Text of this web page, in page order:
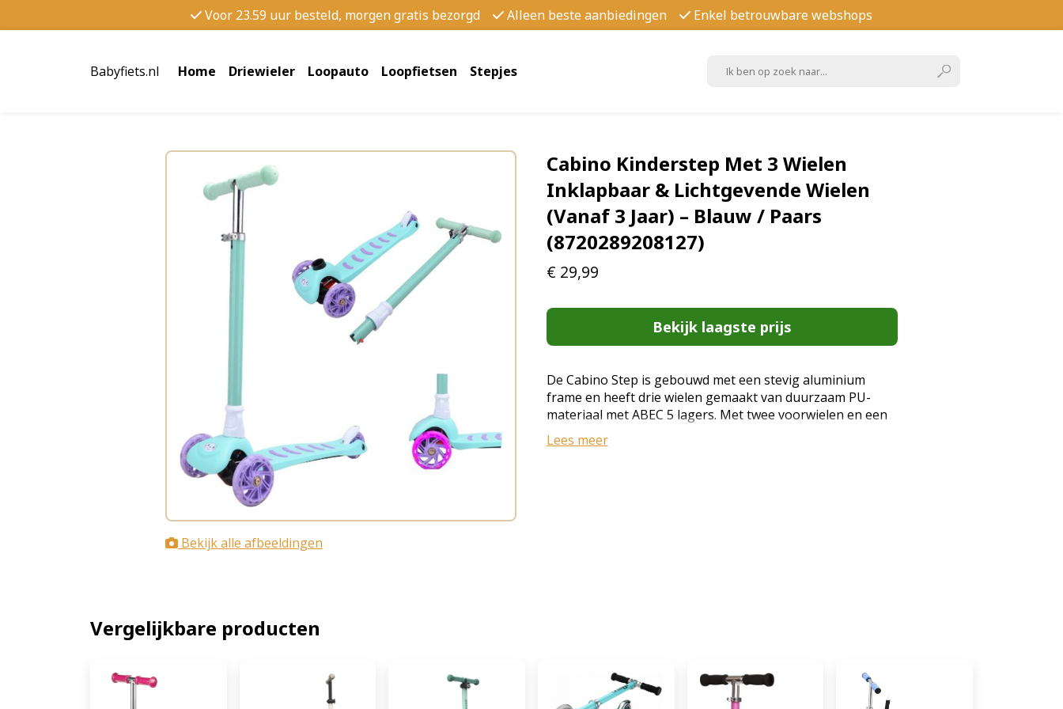
Voor 23.59 uur besteld, morgen gratis bezorgd Alleen beste aanbiedingen Enkel betrouwbare webshops
Babyfiets.nl Home Driewieler Loopauto Loopfietsen Stepjes
Bekijk alle afbeeldingen
Cabino Kinderstep Met 3 Wielen
Inklapbaar & Lichtgevende Wielen
(Vanaf 3 Jaar) – Blauw / Paars
(8720289208127)
€ 29,99
Bekijk laagste prijs
De Cabino Step is gebouwd met een stevig aluminium
frame en heeft drie wielen gemaakt van duurzaam PU-
materiaal met ABEC 5 lagers. Met twee voorwielen en een
achterwiel biedt deze step extra stabiliteit, waardoor
kinderen gemakkelijk hun balans kunnen bewaren tijdens
gravity-technologie het rijden veiliger door gevaarlijk
scherpe bochten te voorkomen, waardoor kinderen op een
Lees meer
Vergelijkbare producten